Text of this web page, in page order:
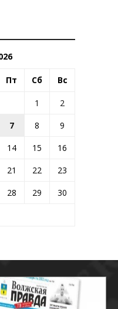
Пт Сб Вс
1
2
7 8
9
14 15
16
21 22
23
28 29
30